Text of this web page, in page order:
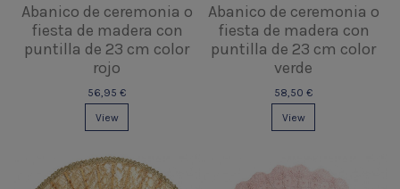
Abanico de ceremonia o
fiesta de madera con
puntilla de 23 cm color
rojo
56,95 €
View
Abanico de ceremonia o
fiesta de madera con
puntilla de 23 cm color
verde
58,50 €
View